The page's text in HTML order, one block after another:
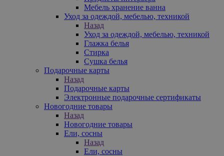
Мебель хранение ванна
Уход за одеждой, мебелью, техникой
Назад
Уход за одеждой, мебелью, техникой
Глажка белья
Стирка
Сушка белья
Подарочные карты
Назад
Подарочные карты
Электронные подарочные сертификаты
Новогодние товары
Назад
Новогодние товары
Ели, сосны
Назад
Ели, сосны